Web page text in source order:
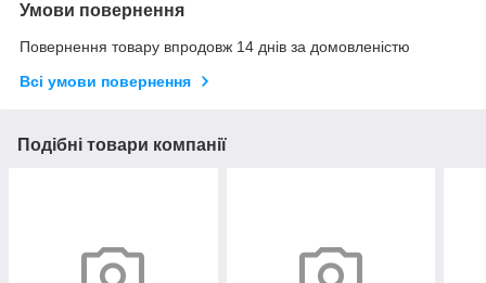
Умови повернення
Повернення товару впродовж 14 днів за домовленістю
Всі умови повернення
Подібні товари компанії